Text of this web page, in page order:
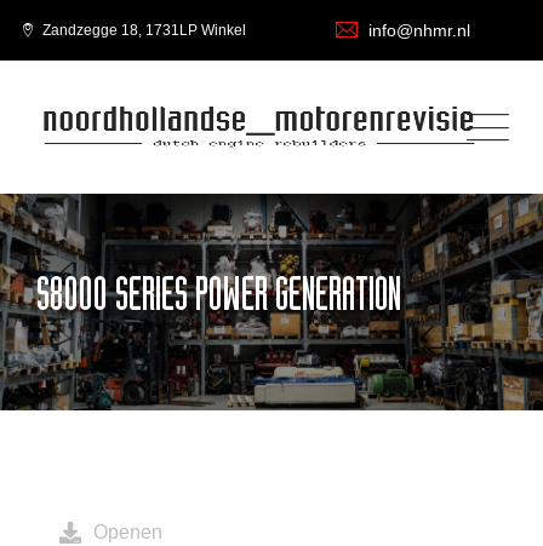
Zandzegge 18, 1731LP Winkel info@nhmr.nl
S8000 SERIES POWER GENERATION
Openen